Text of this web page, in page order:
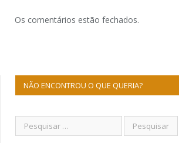
Os comentários estão fechados.
NÃO ENCONTROU O QUE QUERIA?